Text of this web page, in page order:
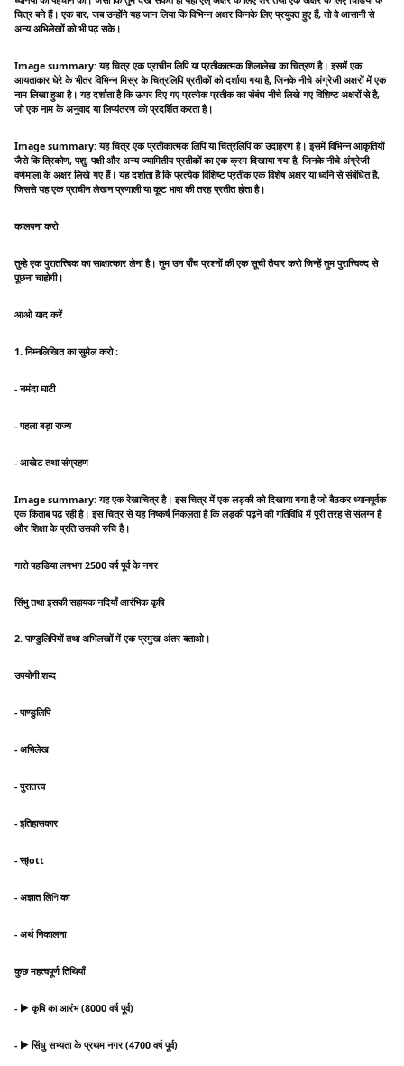
चित्र बने हैं। एक बार, जब उन्होंने यह जान लिया कि विभिन्न अक्षर किनके लिए प्रयुक्त हुए हैं, तो वे आसानी से
अन्य अभिलेखों को भी पढ़ सके।
Image summary: यह चित्र एक प्राचीन लिपि या प्रतीकात्मक शिलालेख का चित्रण है। इसमें एक
आयताकार घेरे के भीतर विभिन्न मिस्र के चित्रलिपि प्रतीकों को दर्शाया गया है, जिनके नीचे अंग्रेजी अक्षरों में एक
नाम लिखा हुआ है। यह दर्शाता है कि ऊपर दिए गए प्रत्येक प्रतीक का संबंध नीचे लिखे गए विशिष्ट अक्षरों से है,
जो एक नाम के अनुवाद या लिप्यंतरण को प्रदर्शित करता है।
Image summary: यह चित्र एक प्रतीकात्मक लिपि या चित्रलिपि का उदाहरण है। इसमें विभिन्न आकृतियों
जैसे कि त्रिकोण, पशु, पक्षी और अन्य ज्यामितीय प्रतीकों का एक क्रम दिखाया गया है, जिनके नीचे अंग्रेजी
वर्णमाला के अक्षर लिखे गए हैं। यह दर्शाता है कि प्रत्येक विशिष्ट प्रतीक एक विशेष अक्षर या ध्वनि से संबंधित है,
जिससे यह एक प्राचीन लेखन प्रणाली या कूट भाषा की तरह प्रतीत होता है।
कालपना करो
तुम्हे एक पुरातत्त्विक का साक्षात्कार लेना है। तुम उन पाँच प्रश्नों की एक सूची तैयार करो जिन्हें तुम पुरात्त्विक्द से
पूछना चाहोगी।
आओ याद करें
1. निम्नलिखित का सुमेल करो :
- नमंदा घाटी
- पहला बड़ा राज्य
- आखेट तथा संग्रहण
Image summary: यह एक रेखाचित्र है। इस चित्र में एक लड़की को दिखाया गया है जो बैठकर ध्यानपूर्वक
एक किताब पढ़ रही है। इस चित्र से यह निष्कर्ष निकलता है कि लड़की पढ़ने की गतिविधि में पूरी तरह से संलग्न है
और शिक्षा के प्रति उसकी रुचि है।
गारो पहाडिया लगभग 2500 वर्ष पूर्व के नगर
सिंभु तथा इसकी सहायक नदियाँ आरंभिक कृषि
2. पाण्डुलिपियों तथा अभिलखों में एक प्रमुख अंतर बताओ।
उपयोगी शब्द
- पाण्डुलिपि
- अभिलेख
- पुरातत्त्व
- इतिहासकार
- स्łott
- अज्ञात लिপি का
- अर्थ निकालना
कुछ महत्वपूर्ण तिथियाँ
- ▶ कृषि का आरंभ (8000 वर्ष पूर्व)
- ▶ सिंधु सभ्यता के प्रथम नगर (4700 वर्ष पूर्व)